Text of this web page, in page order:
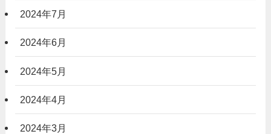
2024年7月
2024年6月
2024年5月
2024年4月
2024年3月